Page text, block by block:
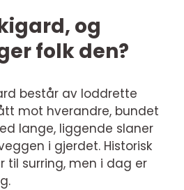
og
folk den?
består av loddrette
mot hverandre, bundet
lange, liggende slaner
i gjerdet. Historisk
til surring, men i dag er